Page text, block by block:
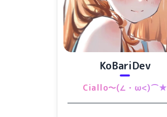
KoBariDev
Ciallo～(∠・ω<)⌒★